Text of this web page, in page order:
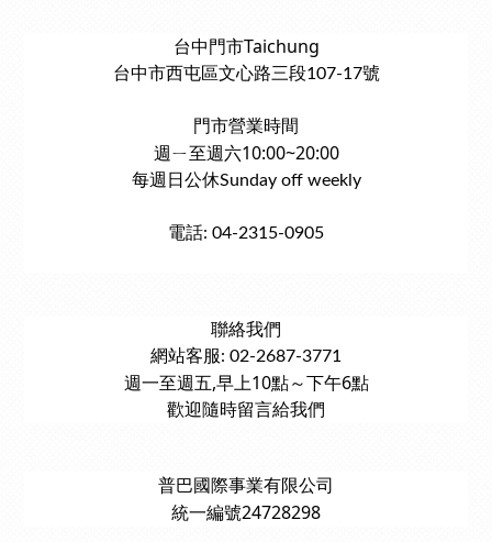
台中門市Taichung
台中市西屯區文心路三段107-17號
門市營業時間
週ㄧ至週六10:00~20:00
每週日公休Sunday off weekly
電話: 04-2315-0905
聯絡我們
網站客服: 02-2687-3771
週一至週五,早上10點～下午6點
歡迎隨時留言給我們
普巴國際事業有限公司
統一編號24728298